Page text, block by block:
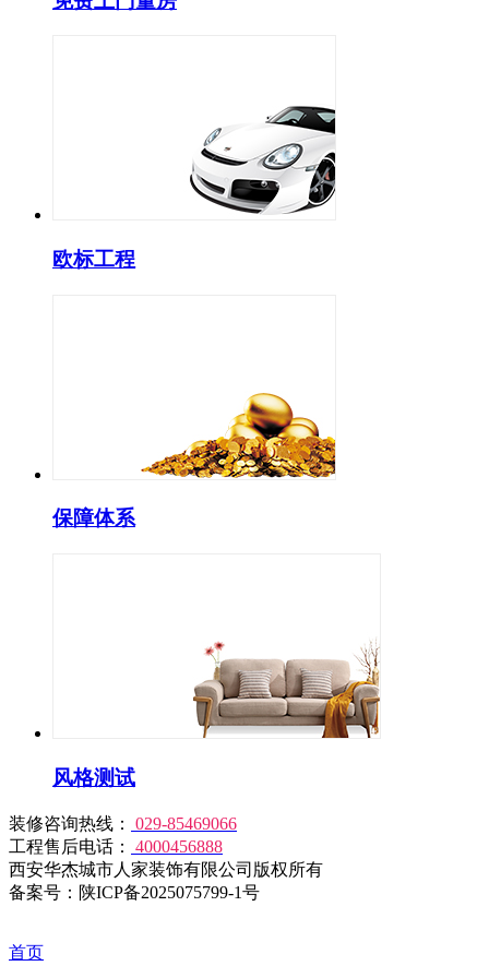
欧标工程
保障体系
风格测试
装修咨询热线：
029-85469066
工程售后电话：
4000456888
西安华杰城市人家装饰有限公司版权所有
备案号：陕ICP备2025075799-1号
首页